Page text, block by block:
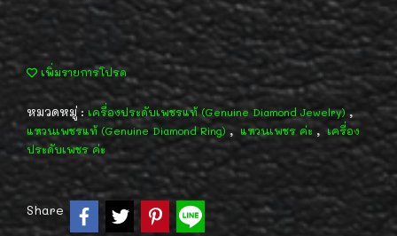
เพิ่มรายการโปรด
หมวดหมู่ : เครื่องประดับเพชรแท้ (Genuine Diamond Jewelry) ,
แหวนเพชรแท้ (Genuine Diamond Ring), แหวนเพชร ค่ะ , เครื่อง
ประดับเพชร ค่ะ
Share